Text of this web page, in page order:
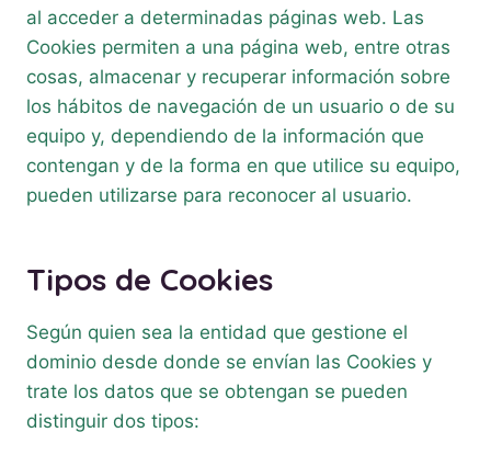
al acceder a determinadas páginas web. Las
Cookies permiten a una página web, entre otras
cosas, almacenar y recuperar información sobre
los hábitos de navegación de un usuario o de su
equipo y, dependiendo de la información que
contengan y de la forma en que utilice su equipo,
pueden utilizarse para reconocer al usuario.
Tipos de Cookies
Según quien sea la entidad que gestione el
dominio desde donde se envían las Cookies y
trate los datos que se obtengan se pueden
distinguir dos tipos: